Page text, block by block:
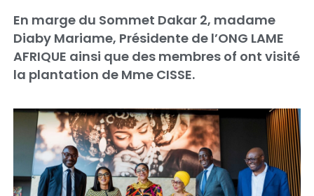
En marge du Sommet Dakar 2, madame
Diaby Mariame, Présidente de l’ONG LAME
AFRIQUE ainsi que des membres of ont visité
la plantation de Mme CISSE.